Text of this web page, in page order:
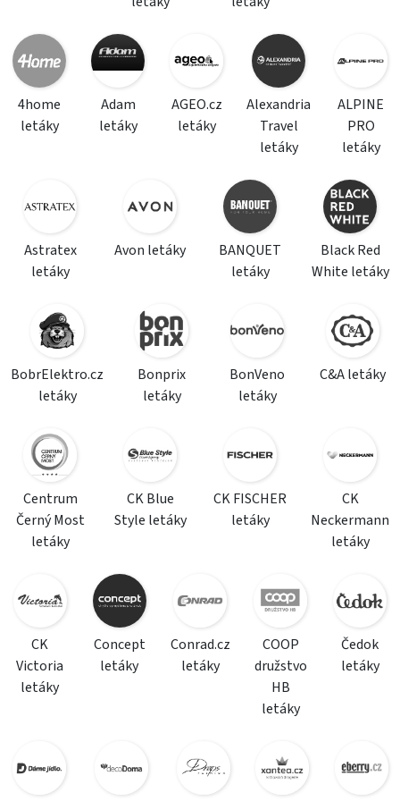
4home
letáky
Adam
letáky
AGEO.cz
letáky
Alexandria
Travel
letáky
ALPINE
PRO
letáky
Astratex
letáky
Avon letáky
BANQUET
letáky
Black Red
White letáky
BobrElektro.cz
letáky
Bonprix
letáky
BonVeno
letáky
C&A letáky
Centrum
Černý Most
letáky
CK Blue
Style letáky
CK FISCHER
letáky
CK
Neckermann
letáky
CK
Victoria
letáky
Concept
letáky
Conrad.cz
letáky
COOP
družstvo
HB
letáky
Čedok
letáky